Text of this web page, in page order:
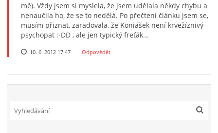
mě). Vždy jsem si myslela, že jsem udělala někdy chybu a
nenaučila ho, že se to nedělá. Po přečtení článku jsem se,
musím přiznat, zaradovala, že Koniášek není krvežíznivý
psychopat :-DD , ale jen typický freťák...
10. 6. 2012 17:47 Odpovědět